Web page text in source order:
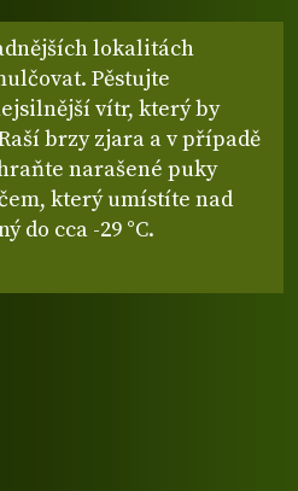
lokalitách
Pěstujte
vítr, který by
brzy zjara a v případě
narašené puky
který umístíte nad
do cca -29 °C.